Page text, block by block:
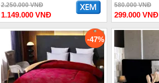
2.250.000 VNĐ
1.149.000 VNĐ
580.000 VNĐ
299.000 VNĐ
-47%